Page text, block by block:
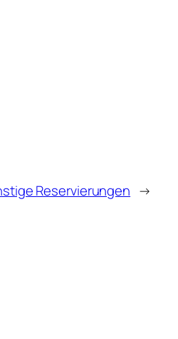
Reservierungen →